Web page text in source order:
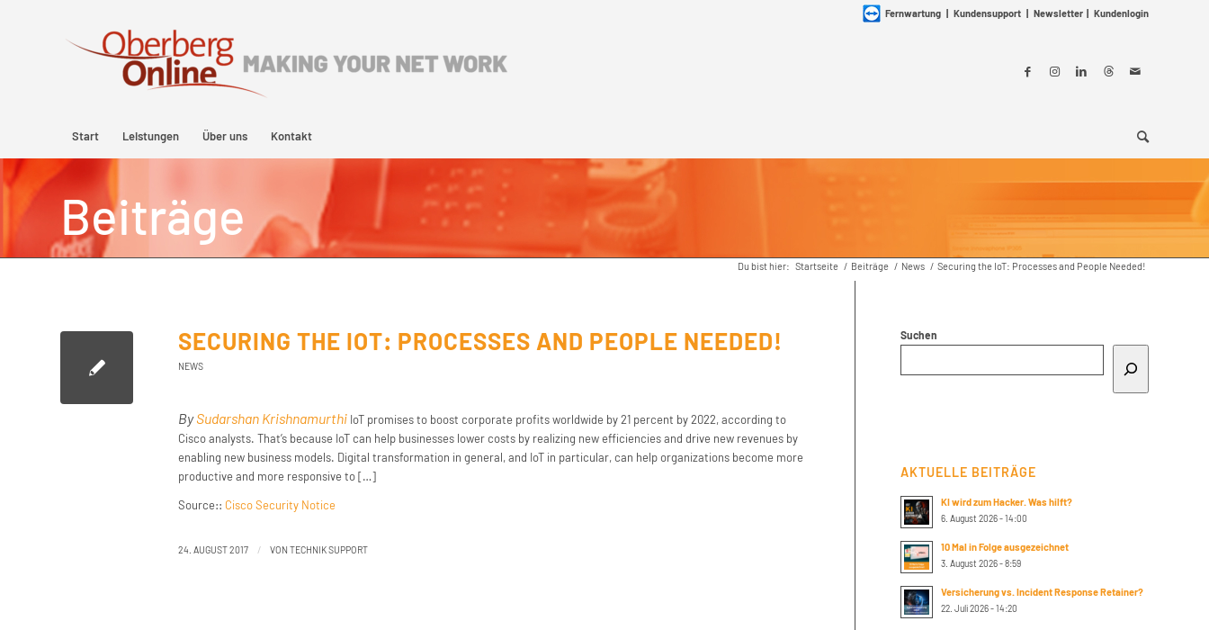
Fernwartung | Kundensupport | Newsletter | Kundenlogin
Start Leistungen Über uns Kontakt
Beiträge
Du bist hier: Startseite / Beiträge / News / Securing the IoT: Processes and People Needed!
SECURING THE IOT: PROCESSES AND PEOPLE NEEDED!
NEWS
BySudarshan Krishnamurthi IoT promises to boost corporate profits worldwide by 21 percent by 2022, according to
Cisco analysts. That’s because IoT can help businesses lower costs by realizing new efficiencies and drive new revenues by
enabling new business models. Digital transformation in general, and IoT in particular, can help organizations become more
productive and more responsive to […]
Source:: Cisco Security Notice
24. AUGUST 2017 / VON TECHNIK SUPPORT
Suchen
AKTUELLE BEITRÄGE
KI wird zum Hacker. Was hilft?
6. August 2026 - 14:00
10 Mal in Folge ausgezeichnet
3. August 2026 - 8:59
Versicherung vs. Incident Response Retainer?
22. Juli 2026 - 14:20